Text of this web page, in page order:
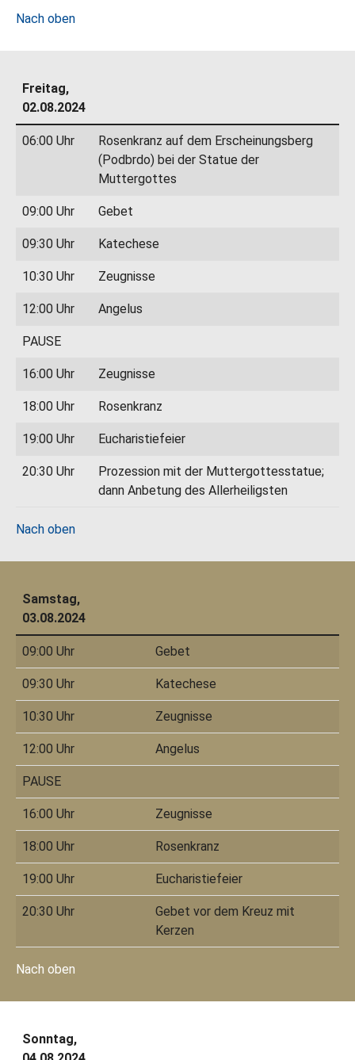
Nach oben
Freitag,
02.08.2024
06:00 Uhr
Rosenkranz auf dem Erscheinungsberg
(Podbrdo) bei der Statue der
Muttergottes
09:00 Uhr Gebet
09:30 Uhr Katechese
10:30 Uhr Zeugnisse
12:00 Uhr Angelus
PAUSE
16:00 Uhr Zeugnisse
18:00 Uhr Rosenkranz
19:00 Uhr Eucharistiefeier
20:30 Uhr
Prozession mit der Muttergottesstatue;
dann Anbetung des Allerheiligsten
Nach oben
Samstag,
03.08.2024
09:00 Uhr Gebet
09:30 Uhr Katechese
10:30 Uhr Zeugnisse
12:00 Uhr Angelus
PAUSE
16:00 Uhr Zeugnisse
18:00 Uhr Rosenkranz
19:00 Uhr Eucharistiefeier
20:30 Uhr
Gebet vor dem Kreuz mit
Kerzen
Nach oben
Sonntag,